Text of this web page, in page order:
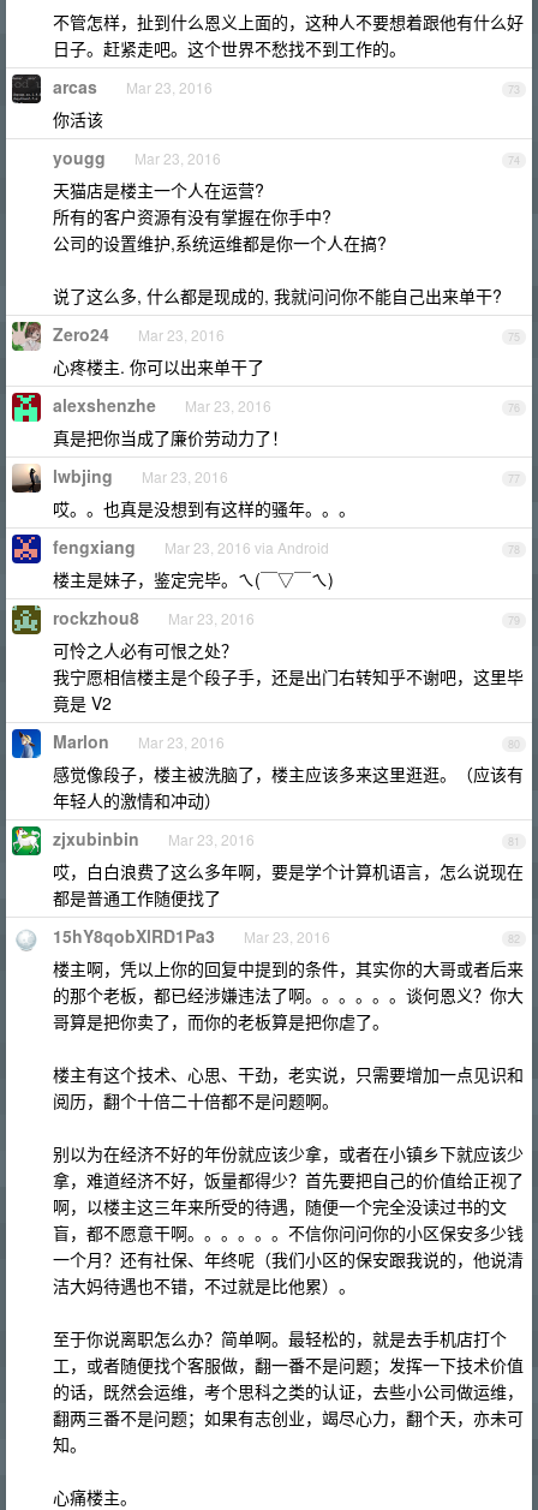
不管怎样，扯到什么恩义上面的，这种人不要想着跟他有什么好
日子。赶紧走吧。这个世界不愁找不到工作的。
73
arcas Mar 23, 2016
你活该
74
yougg Mar 23, 2016
天猫店是楼主一个人在运营?
所有的客户资源有没有掌握在你手中?
公司的设置维护,系统运维都是你一个人在搞?
说了这么多, 什么都是现成的, 我就问问你不能自己出来单干?
75
Zero24 Mar 23, 2016
心疼楼主. 你可以出来单干了
76
alexshenzhe Mar 23, 2016
真是把你当成了廉价劳动力了！
77
lwbjing Mar 23, 2016
哎。。也真是没想到有这样的骚年。。。
78
fengxiang Mar 23, 2016 via Android
楼主是妹子，鉴定完毕。ㄟ(￣▽￣ㄟ)
79
rockzhou8 Mar 23, 2016
可怜之人必有可恨之处？
我宁愿相信楼主是个段子手，还是出门右转知乎不谢吧，这里毕
竟是 V2
80
Marlon Mar 23, 2016
感觉像段子，楼主被洗脑了，楼主应该多来这里逛逛。（应该有
年轻人的激情和冲动）
81
zjxubinbin Mar 23, 2016
哎，白白浪费了这么多年啊，要是学个计算机语言，怎么说现在
都是普通工作随便找了
82
15hY8qobXlRD1Pa3 Mar 23, 2016
楼主啊，凭以上你的回复中提到的条件，其实你的大哥或者后来
的那个老板，都已经涉嫌违法了啊。。。。。。谈何恩义？你大
哥算是把你卖了，而你的老板算是把你虐了。
楼主有这个技术、心思、干劲，老实说，只需要增加一点见识和
阅历，翻个十倍二十倍都不是问题啊。
别以为在经济不好的年份就应该少拿，或者在小镇乡下就应该少
拿，难道经济不好，饭量都得少？首先要把自己的价值给正视了
啊，以楼主这三年来所受的待遇，随便一个完全没读过书的文
盲，都不愿意干啊。。。。。。不信你问问你的小区保安多少钱
一个月？还有社保、年终呢（我们小区的保安跟我说的，他说清
洁大妈待遇也不错，不过就是比他累）。
至于你说离职怎么办？简单啊。最轻松的，就是去手机店打个
工，或者随便找个客服做，翻一番不是问题；发挥一下技术价值
的话，既然会运维，考个思科之类的认证，去些小公司做运维，
翻两三番不是问题；如果有志创业，竭尽心力，翻个天，亦未可
知。
心痛楼主。